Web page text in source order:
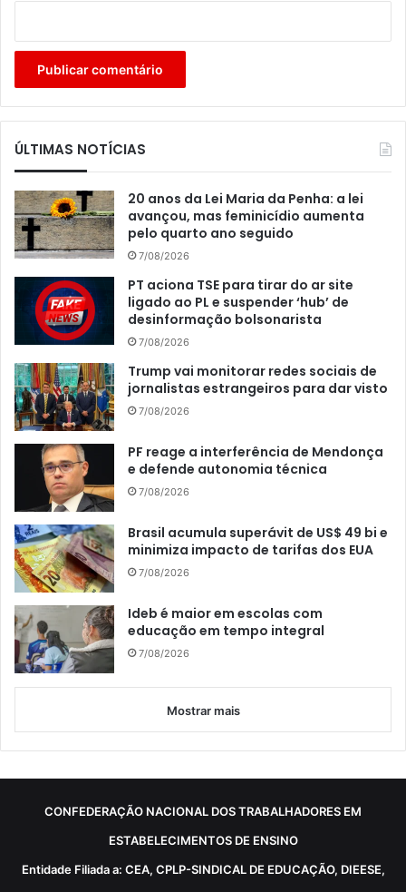
ÚLTIMAS NOTÍCIAS
20 anos da Lei Maria da Penha: a lei
avançou, mas feminicídio aumenta
pelo quarto ano seguido
7/08/2026
PT aciona TSE para tirar do ar site
ligado ao PL e suspender ‘hub’ de
desinformação bolsonarista
7/08/2026
Trump vai monitorar redes sociais de
jornalistas estrangeiros para dar visto
7/08/2026
PF reage a interferência de Mendonça
e defende autonomia técnica
7/08/2026
Brasil acumula superávit de US$ 49 bi e
minimiza impacto de tarifas dos EUA
7/08/2026
Ideb é maior em escolas com
educação em tempo integral
7/08/2026
Mostrar mais
CONFEDERAÇÃO NACIONAL DOS TRABALHADORES EM
ESTABELECIMENTOS DE ENSINO
Entidade Filiada a: CEA, CPLP-SINDICAL DE EDUCAÇÃO, DIEESE,